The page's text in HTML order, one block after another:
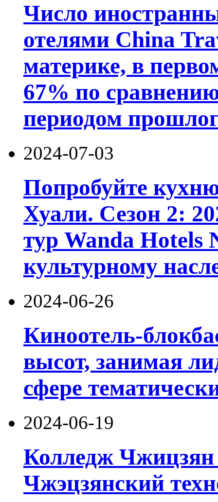
Число
отелями China
материке, в
67% по
периодом
2024-07-03
Попробуйте
Хуали. Сезон 2:
тур Wanda Hotels
культурному
2024-06-26
Киноотель-
высот, занимая
сфере
2024-06-19
Колледж
Чжэцзянский